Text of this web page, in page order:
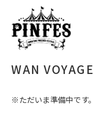
WAN VOYAGE
※ただいま準備中です。